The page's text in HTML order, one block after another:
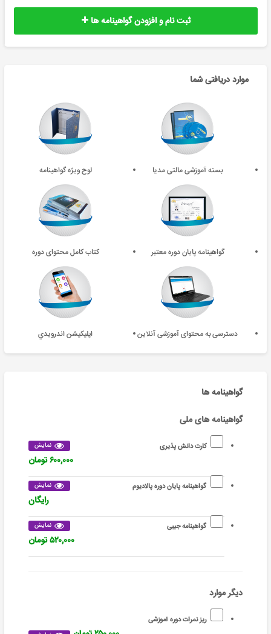
ثبت نام و افزودن گواهینامه ها
موارد دریافتی شما
بسته آموزشی مالتی مدیا لوح ویژه گواهینامه
گواهینامه پایان دوره معتبر کتاب کامل محتوای دوره
دسترسی به محتوای آموزشی آنلاین اپليکيشن اندرويدي
گواهینامه ها
گواهینامه های ملی
کارت دانش پذیری نمایش
۶۰۰,۰۰۰ تومان
گواهینامه پایان دوره پالادیوم نمایش
رایگان
گواهینامه جیبی نمایش
۵۲۰,۰۰۰ تومان
دیگر موارد
ریز نمرات دوره آموزشی